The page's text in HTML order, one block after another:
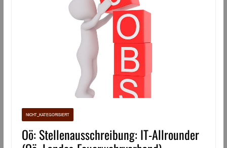
NICHT_KATEGORISIERT
Oö: Stellenausschreibung: IT-Allrounder